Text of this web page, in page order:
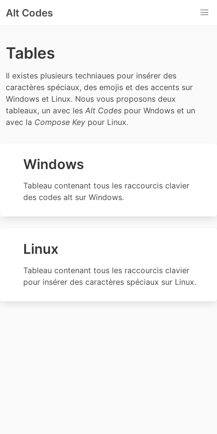
Alt Codes
Tables
Il existes plusieurs techniaues pour insérer des
caractères spéciaux, des emojis et des accents sur
Windows et Linux. Nous vous proposons deux
tableaux, un avec les Alt Codes pour Wndows et un
avec la Compose Key pour Linux.
Windows
Tableau contenant tous les raccourcis clavier
des codes alt sur Windows.
Linux
Tableau contenant tous les raccourcis clavier
pour insérer des caractères spéciaux sur Linux.